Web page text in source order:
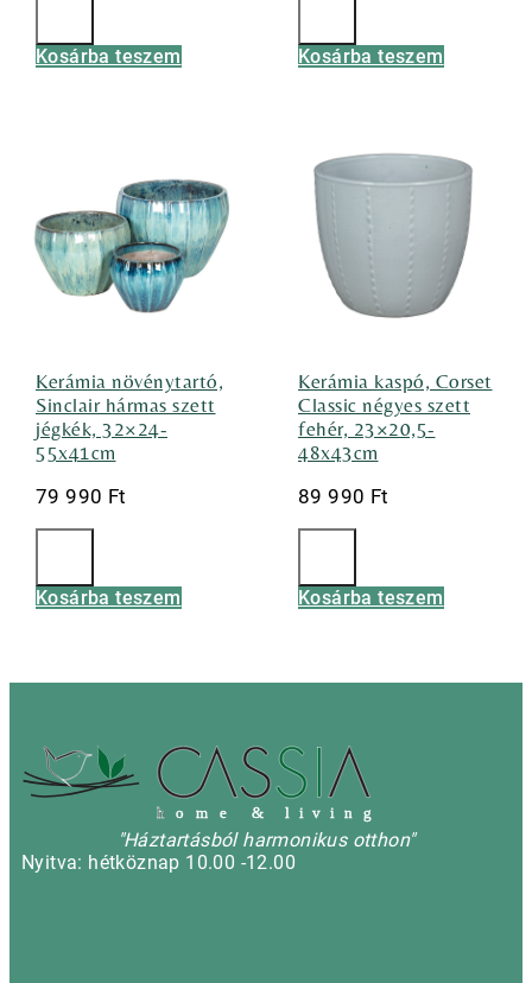
Kosárba teszem Kosárba teszem
Kerámia növénytartó,
Sinclair hármas szett
jégkék, 32×24-
55x41cm
79 990 Ft
Kosárba teszem
Kerámia kaspó, Corset
Classic négyes szett
fehér, 23×20,5-
48x43cm
89 990 Ft
Kosárba teszem
h o m e & l i v i n g
"Háztartásból harmonikus otthon"
Nyitva: hétköznap 10.00 -12.00